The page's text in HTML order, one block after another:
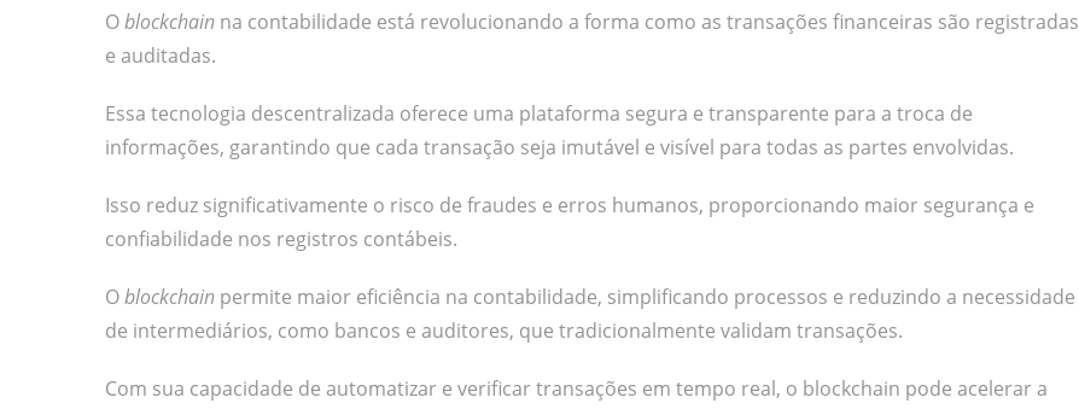
Oblockchain na contabilidade está revolucionando a forma como as transações financeiras são registradas
e auditadas.
Essa tecnologia descentralizada oferece uma plataforma segura e transparente para a troca de
informações, garantindo que cada transação seja imutável e visível para todas as partes envolvidas.
Isso reduz significativamente o risco de fraudes e erros humanos, proporcionando maior segurança e
confiabilidade nos registros contábeis.
Oblockchain permite maior eficiência na contabilidade, simplificando processos e reduzindo a necessidade
de intermediários, como bancos e auditores, que tradicionalmente validam transações.
Com sua capacidade de automatizar e verificar transações em tempo real, o blockchain pode acelerar a